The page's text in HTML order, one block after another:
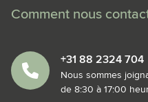
Comment nous
+31 88 2324 704
Nous sommes
de 8:30 à 17:00